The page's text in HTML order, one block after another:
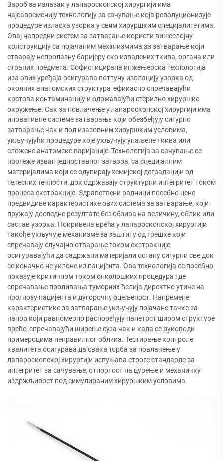
Зароб за излазак у лапароскопској хирургији има
најсавременију технологију за сачување која револуционизује
процедуре изласка узорка у свим хируршким специјалитетима.
Овај напредни систем за затварање користи вишеслојну
конструкцију са појачаним механизмима за затварање који
стварају непролазну баријеру око извадених ткива, органа или
страних предмета. Софистицирана инжењерска технологија
иза ових уређаја осигурава потпуну изолацију узорка од
околних анатомских структура, ефикасно спречавајући
крстова контаминацију и одржавајући стерилно хируршко
окружење. Сак за повлачење у лапароскопској хирургији има
иновативне системе затварања који обезбеђују сигурно
затварање чак и под изазовним хируршким условима,
укључујући процедуре које укључују упаљене ткива или
сложене анатомске варијације. Технологија за сачување се
протеже изван једноставног затвора, са специјалним
материјалима који се одупирају хемијској деградацији од
телесних течности, док одржавају структурни интегритет током
процеса екстракције. Здравствени радници посебно цене
предвидиве карактеристике ових система за затварање, који
пружају доследне резултате без обзира на величину, облик или
састав узорка. Покривена врећа у лапароскопској хирургији
такође укључује механизме за заштиту од грешке који
спречавају случајно отварање током екстракције,
осигуравајући да садржани материјали остану сигурни све док
се коначно не уклоне из пацијента. Ова технологија се посебно
показује критичном током онколошких процедура где
спречавање проливања туморних ћелија директно утиче на
прогнозу пацијента и дугорочну оцељеност. Напремене
карактеристике за затварање укључују појачане тачке за
напор који равномерно распоређују напетост широм структуре
вреће, спречавајући ширење суза чак и када се руководи
примероцима неправилног облика. Тестирање контроле
квалитета осигурава да свака торба за повлачење у
лапароскопској хирургији испуњава строге стандарде за
интегритет за сачување, отпорност на цурење и механичку
издржљивост под симулираним хируршким условима.